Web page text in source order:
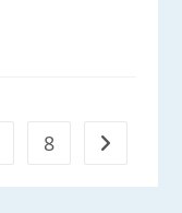
8 Aller à la